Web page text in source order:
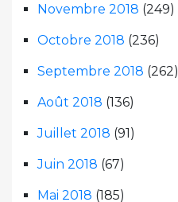
Novembre 2018 (249)
Octobre 2018 (236)
Septembre 2018 (262)
Août 2018 (136)
Juillet 2018 (91)
Juin 2018 (67)
Mai 2018 (185)